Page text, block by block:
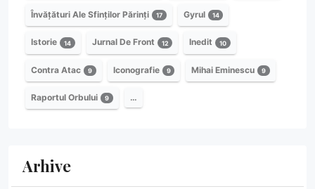
Învățături Ale Sfinților Părinți 17 Gyrul 14
Istorie 14 Jurnal De Front 12 Inedit 10
Contra Atac 9 Iconografie 9 Mihai Eminescu 9
Raportul Orbului 9 …
Arhive